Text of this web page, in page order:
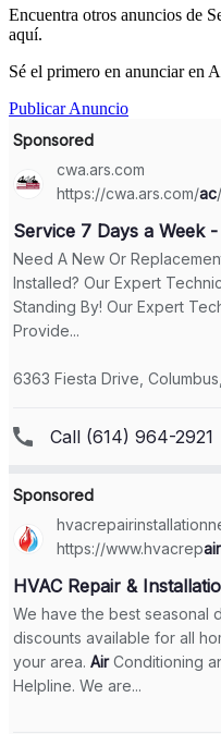
Encuentra otros anuncios de
aquí.
Sé el primero en anunciar en
Publicar Anuncio